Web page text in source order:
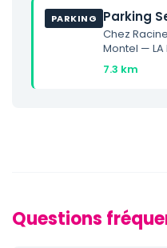
PARKING Parking
Chez
Montel — LA
7.3 km
Questions